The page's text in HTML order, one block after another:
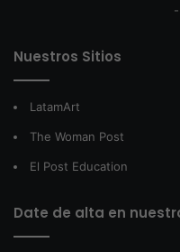
Nuestros Sitios
LatamArt
The Woman Post
El Post Education
Date de alta en